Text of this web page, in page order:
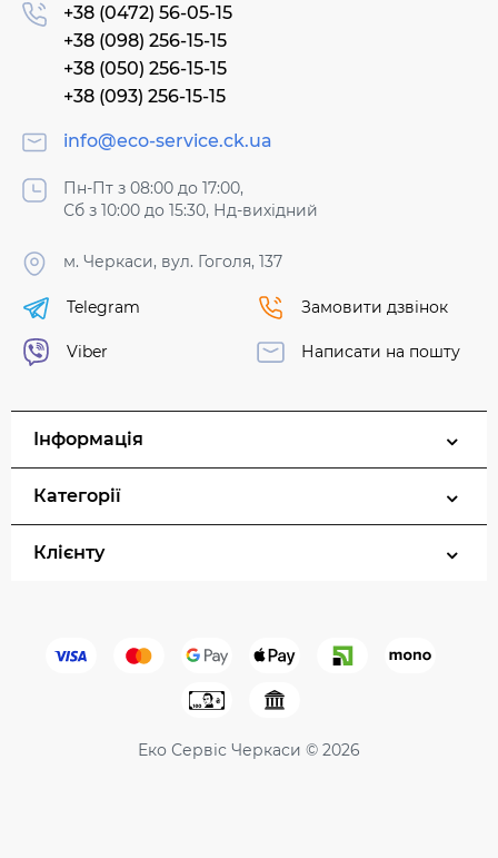
+38 (0472) 56-05-15
+38 (098) 256-15-15
+38 (050) 256-15-15
+38 (093) 256-15-15
info@eco-service.ck.ua
Пн-Пт з 08:00 до 17:00,
Сб з 10:00 до 15:30, Нд-вихідний
м. Черкаси, вул. Гоголя, 137
Telegram
Viber
Замовити дзвінок
Написати на пошту
Інформація
Категорії
Клієнту
Еко Сервіс Черкаси © 2026